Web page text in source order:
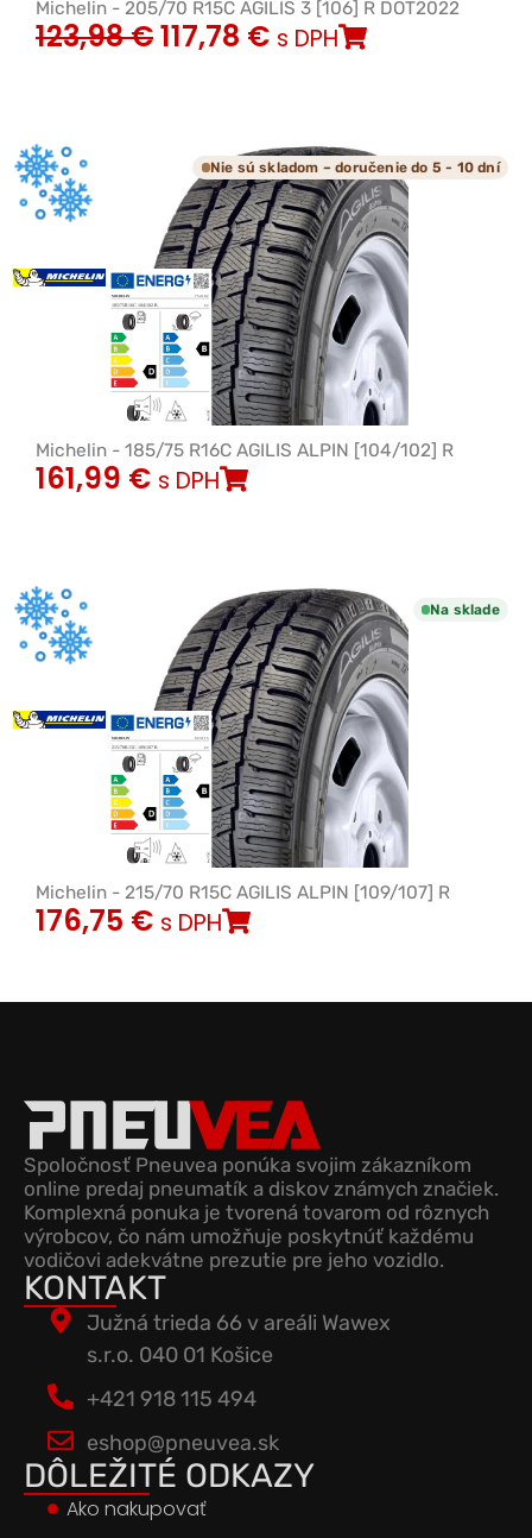
Michelin - 205/70 R15C AGILIS 3 [106] R DOT2022
123,98€117,78 € s DPH
Nie sú skladom – doručenie do 5 - 10 dní
Michelin - 185/75 R16C AGILIS ALPIN [104/102] R
161,99 € s DPH
Na sklade
Michelin - 215/70 R15C AGILIS ALPIN [109/107] R
176,75 € s DPH
Spoločnosť Pneuvea ponúka svojim zákazníkom
online predaj pneumatík a diskov známych značiek.
Komplexná ponuka je tvorená tovarom od rôznych
výrobcov, čo nám umožňuje poskytnúť každému
vodičovi adekvátne prezutie pre jeho vozidlo.
KONTAKT
Južná trieda 66 v areáli Wawex
s.r.o. 040 01 Košice
+421 918 115 494
eshop@pneuvea.sk
DÔLEŽITÉ ODKAZY
Ako nakupovať